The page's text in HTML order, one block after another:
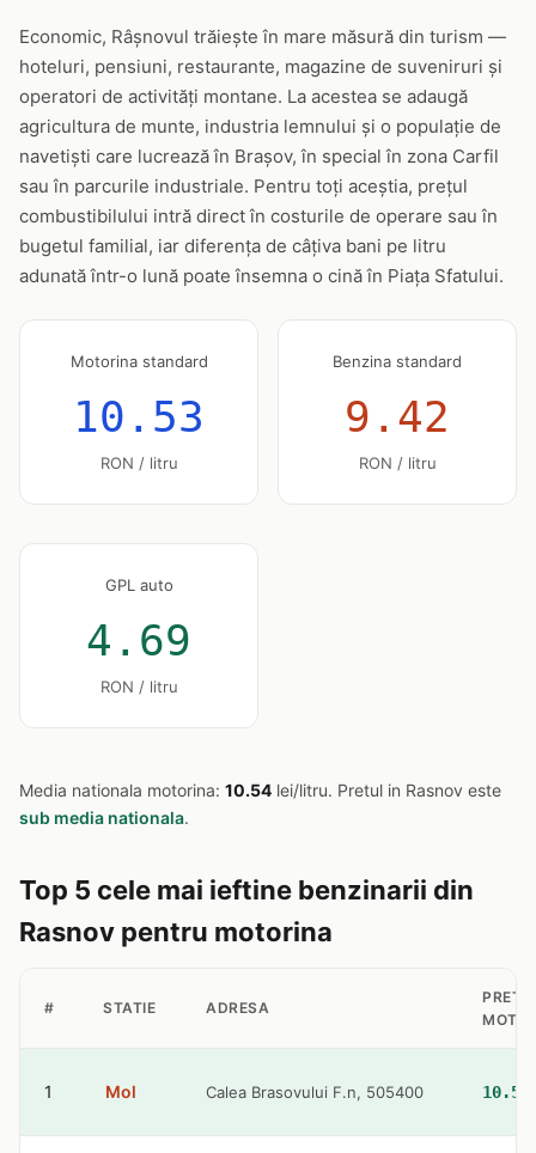
Economic, Râșnovul trăiește în mare măsură din turism —
hoteluri, pensiuni, restaurante, magazine de suveniruri și
operatori de activități montane. La acestea se adaugă
agricultura de munte, industria lemnului și o populație de
navetiști care lucrează în Brașov, în special în zona Carfil
sau în parcurile industriale. Pentru toți aceștia, prețul
combustibilului intră direct în costurile de operare sau în
bugetul familial, iar diferența de câțiva bani pe litru
adunată într-o lună poate însemna o cină în Piața Sfatului.
Motorina standard
10.53
RON / litru
Benzina standard
9.42
RON / litru
GPL auto
4.69
RON / litru
Media nationala motorina: 10.54 lei/litru. Pretul in Rasnov este
sub media nationala.
Top 5 cele mai ieftine benzinarii din
Rasnov pentru motorina
# STATIE ADRESA
PRET
1 Mol Calea Brasovului F.n, 505400